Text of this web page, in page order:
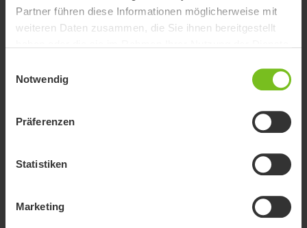
Partner führen diese Informationen möglicherweise mit
weiteren Daten zusammen, die Sie ihnen bereitgestellt
Notwendig
Präferenzen
Statistiken
Marketing
Optionen
Dies ist ein System, das kurzzeitig ein Rückrollen
verhindert, wenn die Geschwindigkeit unter 1
Steigungen entfällt die Notwendigkeit, Gas und
Bremsen zu koordinieren. Optional verfügbar.
leuchtenden Farben verfügbar: Reflex, Hellblau,